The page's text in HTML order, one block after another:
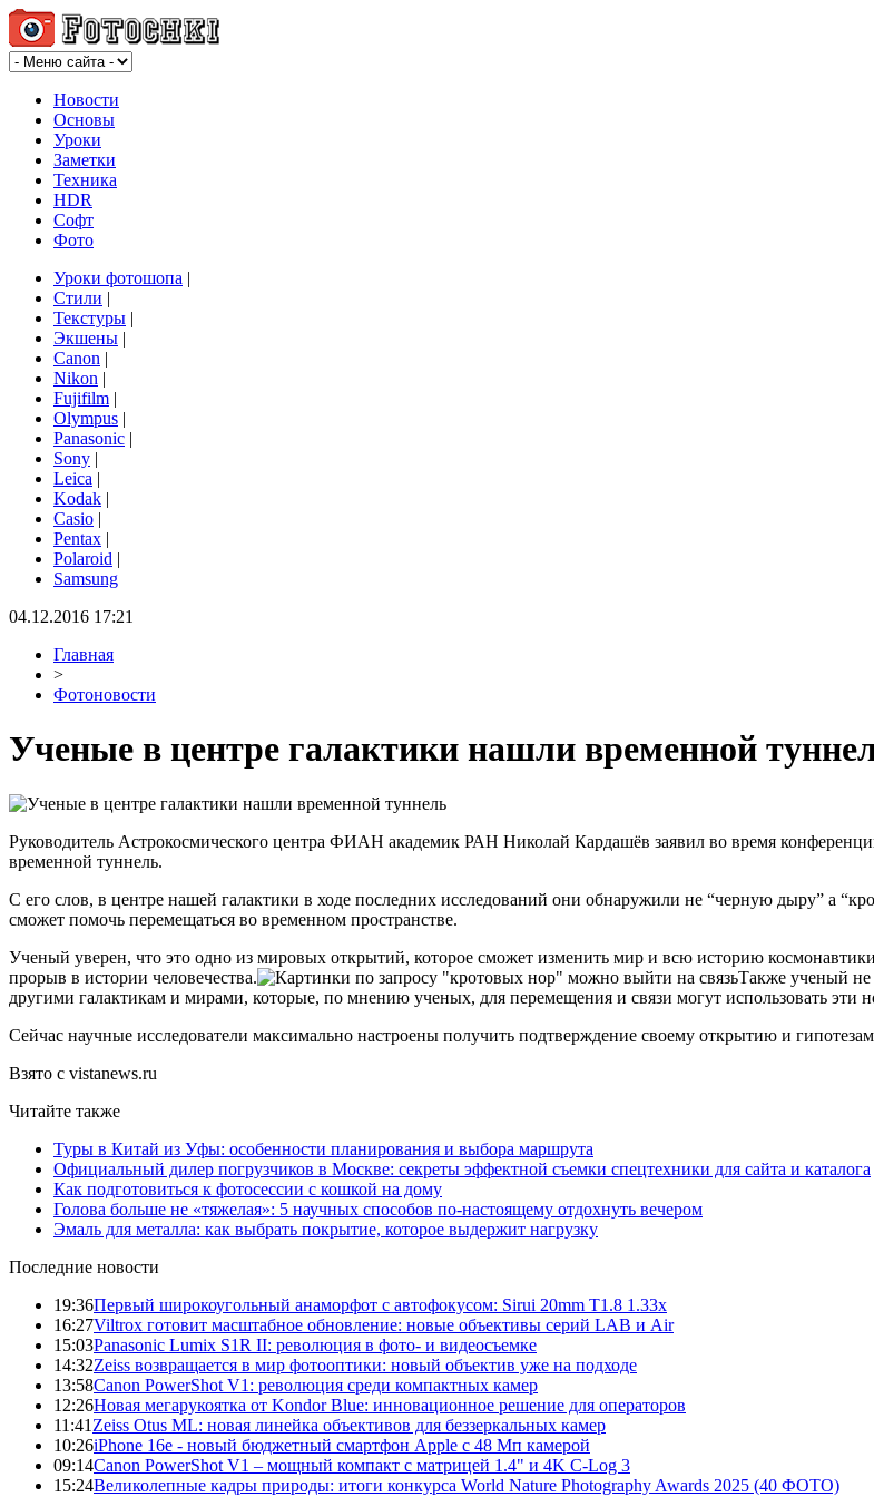
Новости
Основы
Уроки
Заметки
Техника
HDR
Софт
Фото
Уроки фотошопа |
Стили |
Текстуры |
Экшены |
Canon |
Nikon |
Fujifilm |
Olympus |
Panasonic |
Sony |
Leica |
Kodak |
Casio |
Pentax |
Polaroid |
Samsung
04.12.2016 17:21
Главная
>
Фотоновости
Ученые в центре галактики нашли временной
Руководитель Астрокосмического центра ФИАН академик РАН Николай Кардашёв заявил во время
временной туннель.
С его слов, в центре нашей галактики в ходе последних исследований они обнаружили не “черную дыру” а
сможет помочь перемещаться во временном пространстве.
Ученый уверен, что это одно из мировых открытий, которое сможет изменить мир и всю историю
прорыв в истории человечества.
Также ученый не
другими галактикам и мирами, которые, по мнению ученых, для перемещения и связи могут использовать эти
Сейчас научные исследователи максимально настроены получить подтверждение своему открытию и
Взято с vistanews.ru
Читайте также
Туры в Китай из Уфы: особенности планирования и выбора маршрута
Официальный дилер погрузчиков в Москве: секреты эффектной съемки спецтехники для сайта и каталога
Как подготовиться к фотосессии с кошкой на дому
Голова больше не «тяжелая»: 5 научных способов по-настоящему отдохнуть вечером
Эмаль для металла: как выбрать покрытие, которое выдержит нагрузку
Последние новости
19:36Первый широкоугольный анаморфот с автофокусом: Sirui 20mm T1.8 1.33x
16:27Viltrox готовит масштабное обновление: новые объективы серий LAB и Air
15:03Panasonic Lumix S1R II: революция в фото- и видеосъемке
14:32Zeiss возвращается в мир фотооптики: новый объектив уже на подходе
13:58Canon PowerShot V1: революция среди компактных камер
12:26Новая мегарукоятка от Kondor Blue: инновационное решение для операторов
11:41 Zeiss Otus ML: новая линейка объективов для беззеркальных камер
10:26iPhone 16e - новый бюджетный смартфон Apple с 48 Мп камерой
09:14Canon PowerShot V1 – мощный компакт с матрицей 1.4" и 4K C-Log 3
15:24Великолепные кадры природы: итоги конкурса World Nature Photography Awards 2025 (40 ФОТО)